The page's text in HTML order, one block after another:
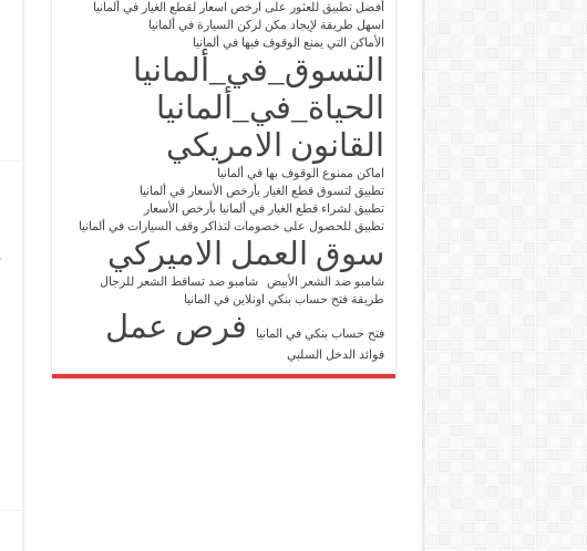
أفضل تطبيق للعثور على ارخص اسعار لقطع الغيار في ألمانيا
اسهل طريقة لإيجاد مكن لركن السيارة في ألمانيا
الأماكن التي يمنع الوقوف فيها في ألمانيا
التسوق_في_ألمانيا
الحياة_في_ألمانيا
القانون الامريكي
اماكن ممنوع الوقوف بها في ألمانيا
تطبيق لتسوق قطع الغيار بأرخص الأسعار في ألمانيا
تطبيق لشراء قطع الغيار في ألمانيا بأرخص الأسعار
تطبيق للحصول على خصومات لتذاكر وقف السيارات في ألمانيا
سوق العمل الاميركي
شامبو ضد الشعر الأبيض
شامبو ضد تساقط الشعر للرجال
طريقة فتح حساب بنكي اونلاين في المانيا
فتح حساب بنكي في المانيا فرص عمل
فوائد الدخل السلبي